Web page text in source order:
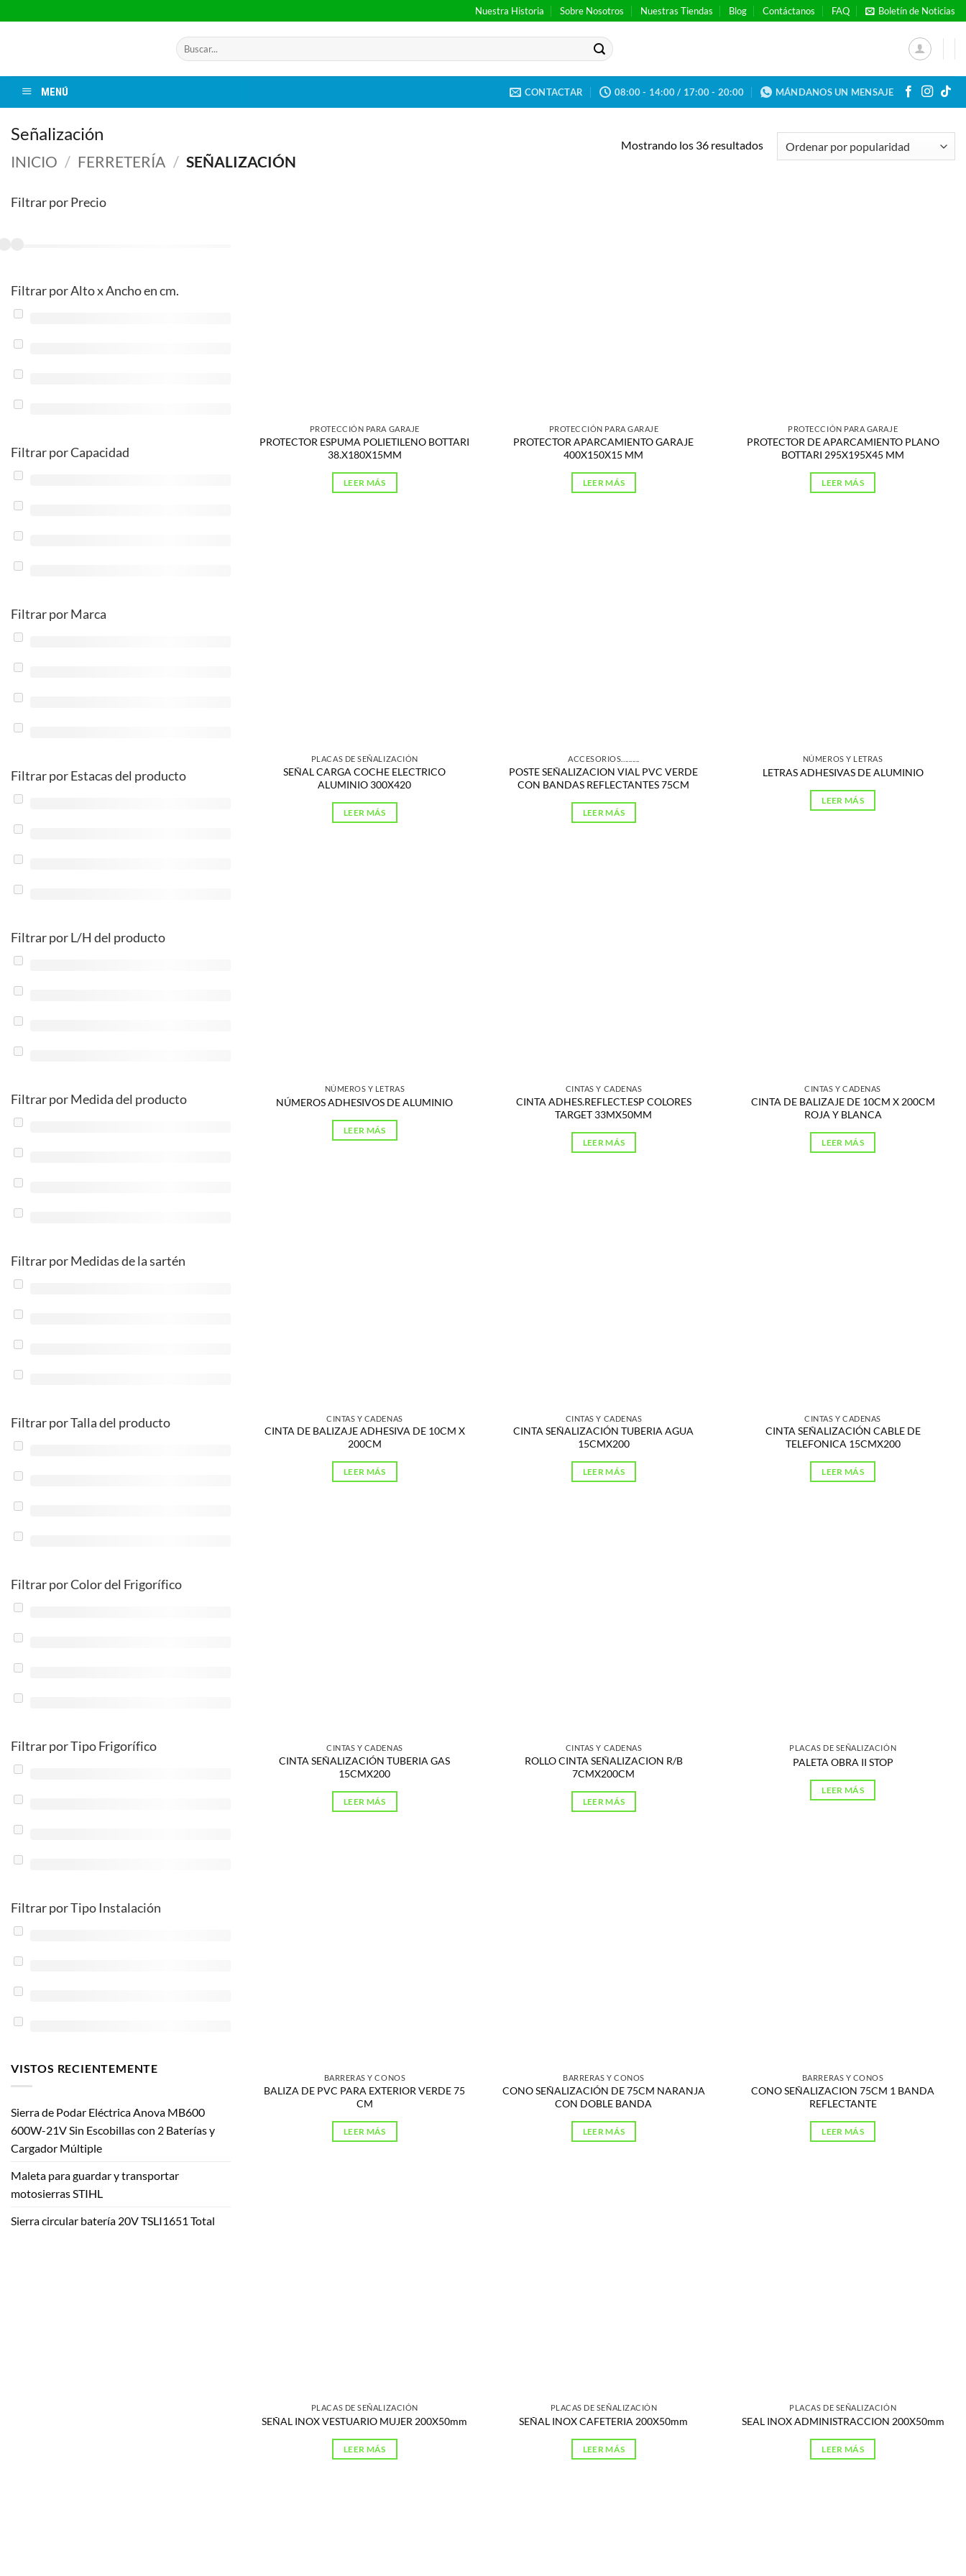
al
Nuestra Historia Sobre Nosotros Nuestras Tiendas Blog Contáctanos FAQ Boletín de Noticias
Buscar
por:
MENÚ CONTACTAR 08:00 - 14:00 / 17:00 - 20:00 MÁNDANOS UN MENSAJE
Señalización
INICIO / FERRETERÍA / SEÑALIZACIÓN
Mostrando los 36 resultadosOrdenado
por
Filtrar por Precio
Filtrar por Alto x Ancho en cm.
Filtrar por Capacidad
Filtrar por Marca
Filtrar por Estacas del producto
Filtrar por L/H del producto
Filtrar por Medida del producto
Filtrar por Medidas de la sartén
Filtrar por Talla del producto
Filtrar por Color del Frigorífico
Filtrar por Tipo Frigorífico
Filtrar por Tipo Instalación
VISTOS RECIENTEMENTE
Sierra de Podar Eléctrica Anova MB600
600W-21V Sin Escobillas con 2 Baterías y
Cargador Múltiple
Maleta para guardar y transportar
motosierras STIHL
Sierra circular batería 20V TSLI1651 Total
PROTECCIÓN PARA GARAJE
PROTECTOR ESPUMA POLIETILENO BOTTARI
38.X180X15MM
LEER MÁS
PROTECCIÓN PARA GARAJE
PROTECTOR APARCAMIENTO GARAJE
400X150X15 MM
LEER MÁS
PROTECCIÓN PARA GARAJE
PROTECTOR DE APARCAMIENTO PLANO
BOTTARI 295X195X45 MM
LEER MÁS
PLACAS DE SEÑALIZACIÓN
SEÑAL CARGA COCHE ELECTRICO
ALUMINIO 300X420
LEER MÁS
ACCESORIOS..........
POSTE SEÑALIZACION VIAL PVC VERDE
CON BANDAS REFLECTANTES 75CM
LEER MÁS
NÚMEROS Y LETRAS
LETRAS ADHESIVAS DE ALUMINIO
LEER MÁS
NÚMEROS Y LETRAS
NÚMEROS ADHESIVOS DE ALUMINIO
LEER MÁS
CINTAS Y CADENAS
CINTA ADHES.REFLECT.ESP COLORES
TARGET 33MX50MM
LEER MÁS
CINTAS Y CADENAS
CINTA DE BALIZAJE DE 10CM X 200CM
ROJA Y BLANCA
LEER MÁS
CINTAS Y CADENAS
CINTA DE BALIZAJE ADHESIVA DE 10CM X
200CM
LEER MÁS
CINTAS Y CADENAS
CINTA SEÑALIZACIÓN TUBERIA AGUA
15CMX200
LEER MÁS
CINTAS Y CADENAS
CINTA SEÑALIZACIÓN CABLE DE
TELEFONICA 15CMX200
LEER MÁS
CINTAS Y CADENAS
CINTA SEÑALIZACIÓN TUBERIA GAS
15CMX200
LEER MÁS
CINTAS Y CADENAS
ROLLO CINTA SEÑALIZACION R/B
7CMX200CM
LEER MÁS
PLACAS DE SEÑALIZACIÓN
PALETA OBRA II STOP
LEER MÁS
BARRERAS Y CONOS
BALIZA DE PVC PARA EXTERIOR VERDE 75
CM
LEER MÁS
BARRERAS Y CONOS
CONO SEÑALIZACIÓN DE 75CM NARANJA
CON DOBLE BANDA
LEER MÁS
BARRERAS Y CONOS
CONO SEÑALIZACION 75CM 1 BANDA
REFLECTANTE
LEER MÁS
PLACAS DE SEÑALIZACIÓN
SEÑAL INOX VESTUARIO MUJER 200X50mm
LEER MÁS
PLACAS DE SEÑALIZACIÓN
SEÑAL INOX CAFETERIA 200X50mm
LEER MÁS
PLACAS DE SEÑALIZACIÓN
SEAL INOX ADMINISTRACCION 200X50mm
LEER MÁS